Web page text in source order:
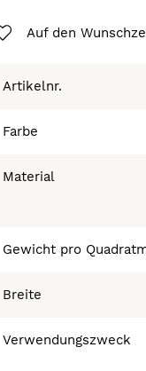
Auf den
Artikelnr.
Farbe
Material
Gewicht pro
Breite
Verwendungszweck